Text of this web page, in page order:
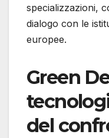
specializzazioni,
dialogo con le
europee.
Green
del